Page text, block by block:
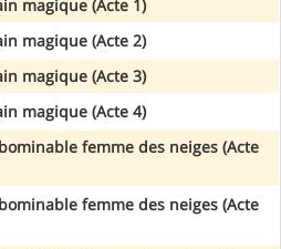
magique (Acte 1)
magique (Acte 2)
magique (Acte 3)
magique (Acte 4)
femme des neiges (Acte
femme des neiges (Acte